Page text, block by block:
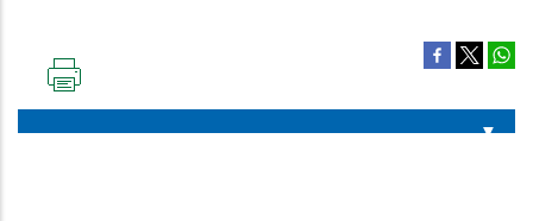
PÁGINA